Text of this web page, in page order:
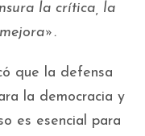
la crítica, la
que la defensa
la democracia y
es esencial para